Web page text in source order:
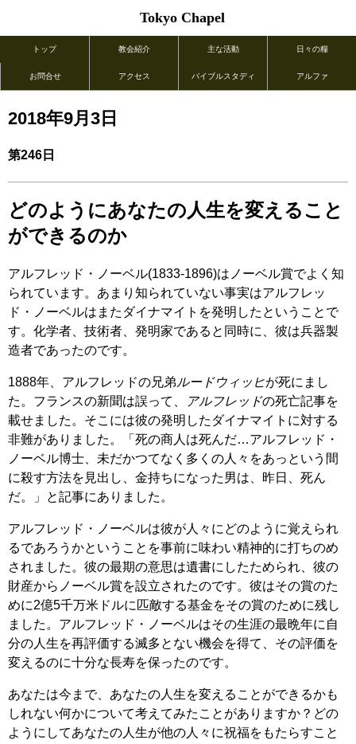
Tokyo Chapel
トップ 教会紹介 主な活動 日々の糧
お問合せ アクセス バイブルスタディ アルファ
2018年9月3日
第246日
どのようにあなたの人生を変えること
ができるのか
アルフレッド・ノーベル(1833-1896)はノーベル賞でよく知
られています。あまり知られていない事実はアルフレッ
ド・ノーベルはまたダイナマイトを発明したということで
す。化学者、技術者、発明家であると同時に、彼は兵器製
造者であったのです。
1888年、アルフレッドの兄弟ルードウィッヒが死にまし
た。フランスの新聞は誤って、
アルフレッドの死亡記事を
載せました。そこには彼の発明したダイナマイトに対する
非難がありました。「死の商人は死んだ…アルフレッド・
ノーベル博士、未だかつてなく多くの人々をあっという間
に殺す方法を見出し、金持ちになった男は、昨日、死ん
だ。」と記事にありました。
アルフレッド・ノーベルは彼が人々にどのように覚えられ
るであろうかということを事前に味わい精神的に打ちのめ
されました。彼の最期の意思は遺書にしたためられ、彼の
財産からノーベル賞を設立されたのです。彼はその賞のた
めに2億5千万米ドルに匹敵する基金をその賞のために残し
ました。アルフレッド・ノーベルはその生涯の最晩年に自
分の人生を再評価する滅多とない機会を得て、その評価を
変えるのに十分な長寿を保ったのです。
あなたは今まで、あなたの人生を変えることができるかも
しれない何かについて考えてみたことがありますか？どの
ようにしてあなたの人生が他の人々に祝福をもたらすこと